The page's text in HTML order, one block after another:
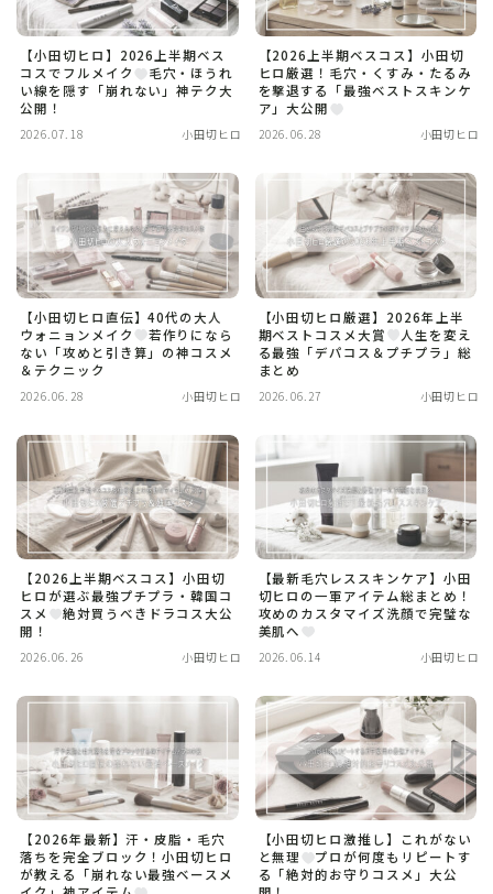
【小田切ヒロ】2026上半期ベス
コスでフルメイク
毛穴・ほうれ
い線を隠す「崩れない」神テク大
公開！
2026.07.18 小田切ヒロ
【2026上半期ベスコス】小田切
ヒロ厳選！毛穴・くすみ・たるみ
を撃退する「最強ベストスキンケ
ア」大公開
2026.06.28 小田切ヒロ
【小田切ヒロ直伝】40代の大人
ウォニョンメイク
若作りになら
ない「攻めと引き算」の神コスメ
＆テクニック
2026.06.28 小田切ヒロ
【小田切ヒロ厳選】2026年上半
期ベストコスメ大賞
人生を変え
る最強「デパコス＆プチプラ」総
まとめ
2026.06.27 小田切ヒロ
【2026上半期ベスコス】小田切
ヒロが選ぶ最強プチプラ・韓国コ
スメ
絶対買うべきドラコス大公
開！
2026.06.26 小田切ヒロ
【最新毛穴レススキンケア】小田
切ヒロの一軍アイテム総まとめ！
攻めのカスタマイズ洗顔で完璧な
美肌へ
2026.06.14 小田切ヒロ
【2026年最新】汗・皮脂・毛穴
落ちを完全ブロック！小田切ヒロ
が教える「崩れない最強ベースメ
【小田切ヒロ激推し】これがない
と無理
プロが何度もリピートす
る「絶対的お守りコスメ」大公